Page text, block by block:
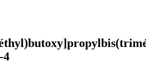
4